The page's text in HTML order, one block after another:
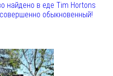
найдено в еде Tim Hortons
обыкновенный!